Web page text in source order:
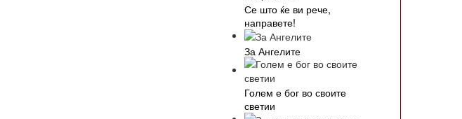
Се што ќе ви рече,
направете!
За Ангелите
Голем е бог во своите
светии